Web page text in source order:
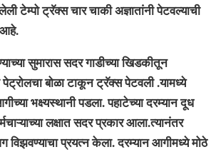
टेम्पो ट्रॅक्स चार चाकी अज्ञातांनी पेटवल्याची
सुमारास सदर गाडीच्या खिडकीतून
बोळा टाकून ट्रॅक्स पेटवली .यामध्ये
भक्ष्यस्थानी पडला. पहाटेच्या दरम्यान दूध
लक्षात सदर प्रकार आला.त्यानंतर
विझवण्याचा प्रयत्न केला. दरम्यान आगीमध्ये मोठे